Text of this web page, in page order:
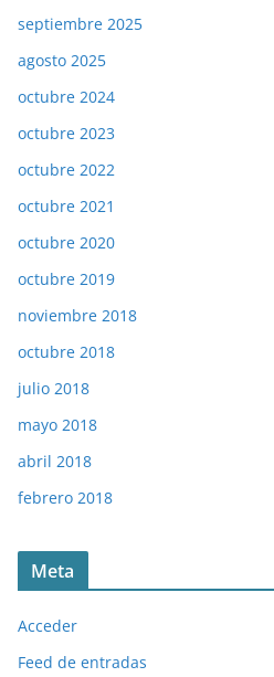
septiembre 2025
agosto 2025
octubre 2024
octubre 2023
octubre 2022
octubre 2021
octubre 2020
octubre 2019
noviembre 2018
octubre 2018
julio 2018
mayo 2018
abril 2018
febrero 2018
Meta
Acceder
Feed de entradas